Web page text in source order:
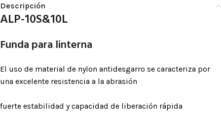
Descripción
ALP-10S&10L
Funda para linterna
El uso de material de nylon antidesgarro se caracteriza por
una excelente resistencia a la abrasión
fuerte estabilidad y capacidad de liberación rápida